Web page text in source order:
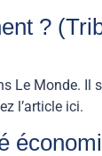
?
Monde. Il
l’article ici.